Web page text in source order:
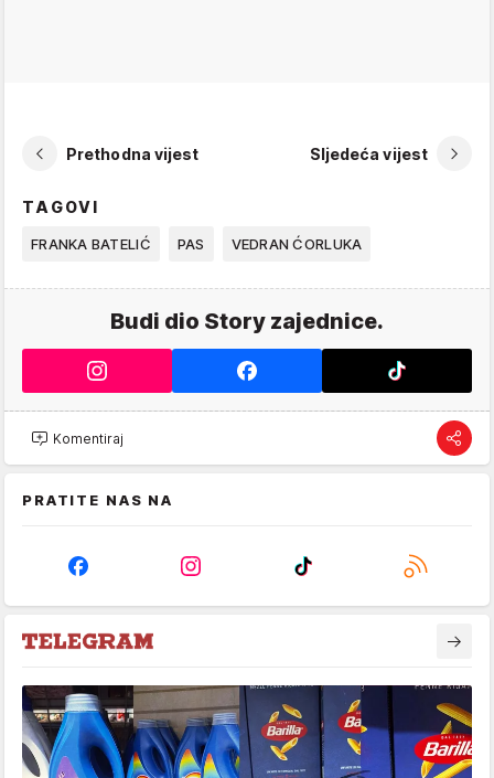
Prethodna vijest Sljedeća vijest
TAGOVI
FRANKA BATELIĆ PAS VEDRAN ĆORLUKA
Budi dio Story zajednice.
Komentiraj
PRATITE NAS NA